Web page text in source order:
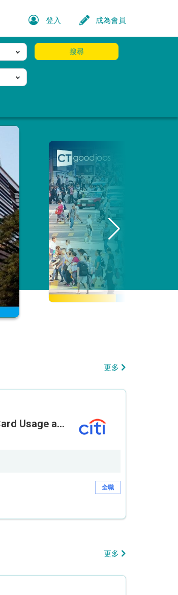
登入 成為會員
搜尋
更多
Manager, Card Usage and Partnership
全職
更多